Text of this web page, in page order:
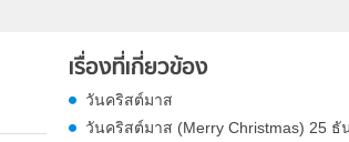
เรื่องที่เกี่ยวข้อง
วันคริสต์มาส
วันคริสต์มาส (Merry Christmas) 25 ธั